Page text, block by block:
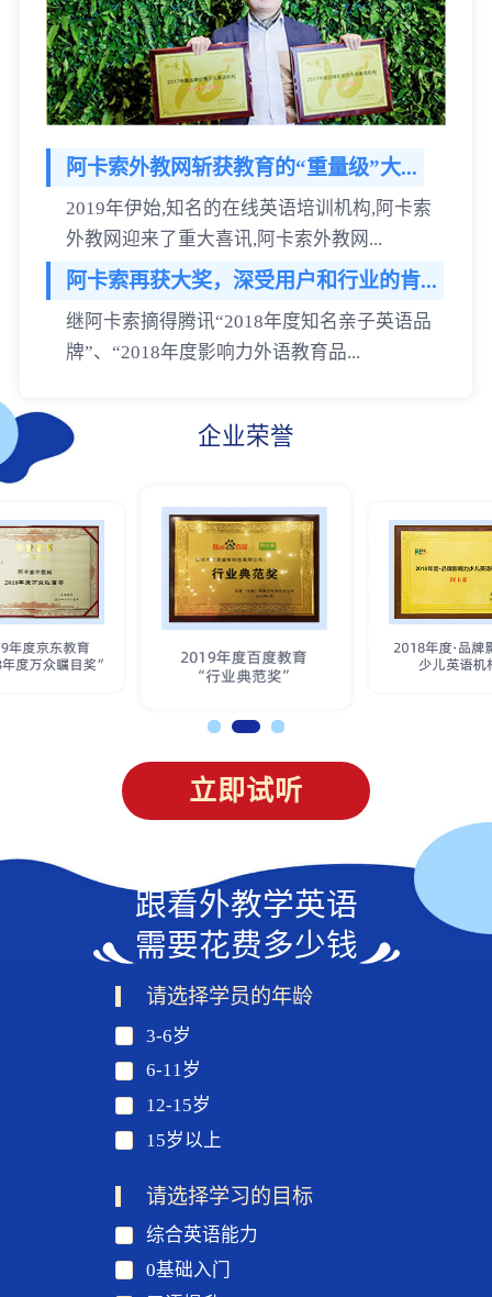
阿卡索外教网斩获教育的“重量级”大...
2019年伊始,知名的在线英语培训机构,阿卡索
外教网迎来了重大喜讯,阿卡索外教网...
阿卡索再获大奖，深受用户和行业的肯...
继阿卡索摘得腾讯“2018年度知名亲子英语品
牌”、“2018年度影响力外语教育品...
企业荣誉
立即试听
跟着外教学英语
需要花费多少钱
请选择学员的年龄
3-6岁
6-11岁
12-15岁
15岁以上
请选择学习的目标
综合英语能力
0基础入门